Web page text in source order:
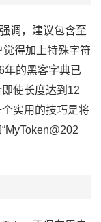
调，建议包含至
得加上特殊字符
年的黑客字典已
使长度达到12
实用的技巧是将